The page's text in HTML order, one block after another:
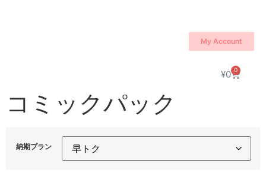
My Account
¥0 0
コミックパック
納期プラン